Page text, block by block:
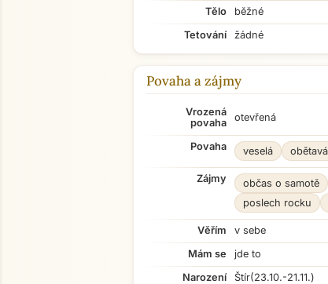
Tělo
běžné
Tetování
žádné
Povaha a zájmy
Vrozená
povaha
otevřená
Povaha veselá obětavá
Zájmy občas o samotě
poslech rocku
Věřím
v sebe
Mám se
jde to
Narození
Štír(23.10.-21.11.)